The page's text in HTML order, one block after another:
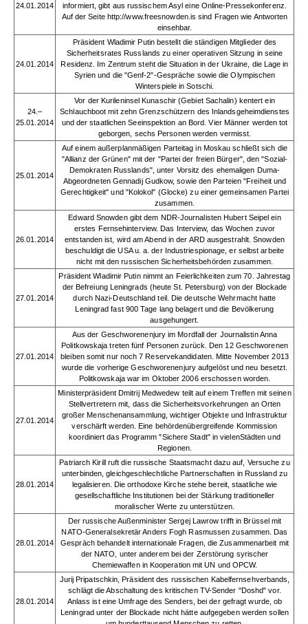
24.01.2014
informiert, gibt aus russischem Asyl eine Online-Pressekonferenz.
Auf der Seite http://www.freesnowden.is sind Fragen wie Antworten
einsehbar.
24.01.2014
Präsident Wladimir Putin bestellt die ständigen Mitglieder des
Sicherheitsrates Russlands zu einer operativen Sitzung in seine
Residenz. Im Zentrum steht die Situation in der Ukraine, die Lage in
Syrien und die "Genf-2"-Gespräche sowie die Olympischen
Winterspiele in Sotschi.
24.–
25.01.2014
Vor der Kurileninsel Kunaschir (Gebiet Sachalin) kentert ein
Schlauchboot mit zehn Grenzschützern des Inlandsgeheimdienstes
und der staatlichen Seeinspektion an Bord. Vier Männer werden tot
geborgen, sechs Personen werden vermisst.
25.01.2014
Auf einem außerplanmäßigen Parteitag in Moskau schließt sich die
"Allianz der Grünen" mit der "Partei der freien Bürger", den "Sozial-
Demokraten Russlands", unter Vorsitz des ehemaligen Duma-
Abgeordneten Gennadij Gudkow, sowie den Parteien "Freiheit und
Gerechtigkeit" und "Kolokol" (Glocke) zu einer gemeinsamen Partei
zusammen.
26.01.2014
Edward Snowden gibt dem NDR-Journalisten Hubert Seipel ein
erstes Fernsehinterview. Das Interview, das Wochen zuvor
entstanden ist, wird am Abend in der ARD ausgestrahlt. Snowden
beschuldigt die USA u. a. der Industriespionage, er selbst arbeite
nicht mit den russischen Sicherheitsbehörden zusammen.
27.01.2014
Präsident Wladimir Putin nimmt an Feierlichkeiten zum 70. Jahrestag
der Befreiung Leningrads (heute St. Petersburg) von der Blockade
durch Nazi-Deutschland teil. Die deutsche Wehrmacht hatte
Leningrad fast 900 Tage lang belagert und die Bevölkerung
ausgehungert.
27.01.2014
Aus der Geschworenenjury im Mordfall der Journalistin Anna
Politkowskaja treten fünf Personen zurück. Den 12 Geschworenen
bleiben somit nur noch 7 Reservekandidaten. Mitte November 2013
wurde die vorherige Geschworenenjury aufgelöst und neu besetzt.
Politkowskaja war im Oktober 2006 erschossen worden.
27.01.2014
Ministerpräsident Dmitrij Medwedew teilt auf einem Treffen mit seinen
Stellvertretern mit, dass die Sicherheitsvorkehrungen an Orten
großer Menschenansammlung, wichtiger Objekte und Infrastruktur
verschärft werden. Eine behördenübergreifende Kommission
koordiniert das Programm "Sichere Stadt" in vielenStädten und
Regionen.
28.01.2014
Patriarch Kirill ruft die russische Staatsmacht dazu auf, Versuche zu
unterbinden, gleichgeschlechtliche Partnerschaften in Russland zu
legalisieren. Die orthodoxe Kirche stehe bereit, staatliche wie
gesellschaftliche Institutionen bei der Stärkung traditioneller
moralischer Werte zu unterstützen.
28.01.2014
Der russische Außenminister Sergej Lawrow trifft in Brüssel mit
NATO-Generalsekretär Anders Fogh Rasmussen zusammen. Das
Gespräch behandelt internationale Fragen, die Zusammenarbeit mit
der NATO, unter anderem bei der Zerstörung syrischer
Chemiewaffen in Kooperation mit UN und OPCW.
28.01.2014
Jurij Pripatschkin, Präsident des russischen Kabelfernsehverbands,
schlägt die Abschaltung des kritischen TV-Sender "Doshd" vor.
Anlass ist eine Umfrage des Senders, bei der gefragt wurde, ob
Leningrad unter der Blockade nicht hätte aufgegeben werden sollen